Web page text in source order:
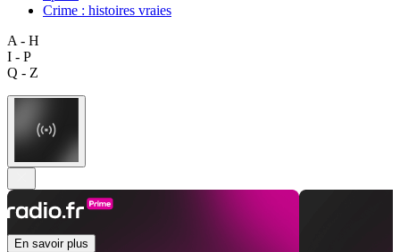
Crime : histoires vraies
A - H
I - P
Q - Z
En savoir plus